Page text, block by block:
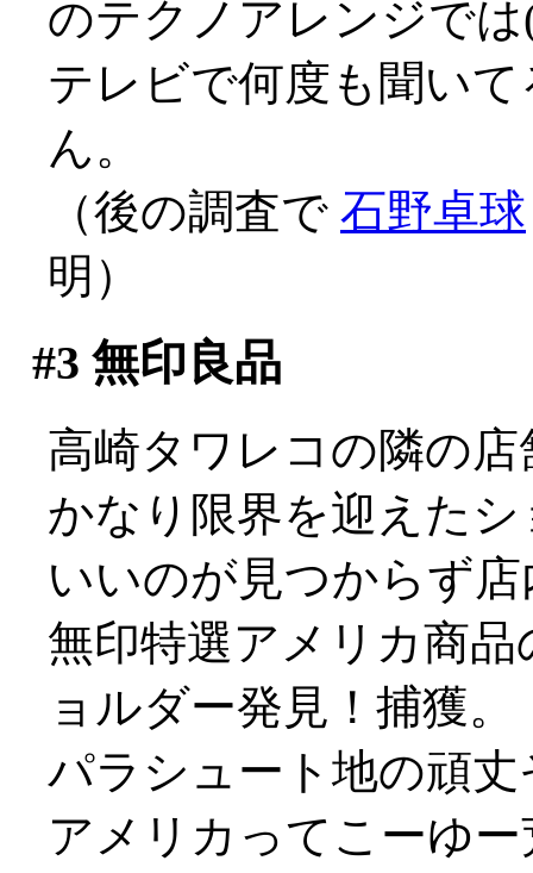
のテクノアレンジでは
テレビで何度も聞い
ん。
（後の調査で 石野卓球
明）
#3 無印良品
高崎タワレコの隣の
かなり限界を迎えた
いいのが見つからず
無印特選アメリカ商
ョルダー発見！捕獲。
パラシュート地の頑
アメリカってこーゆ